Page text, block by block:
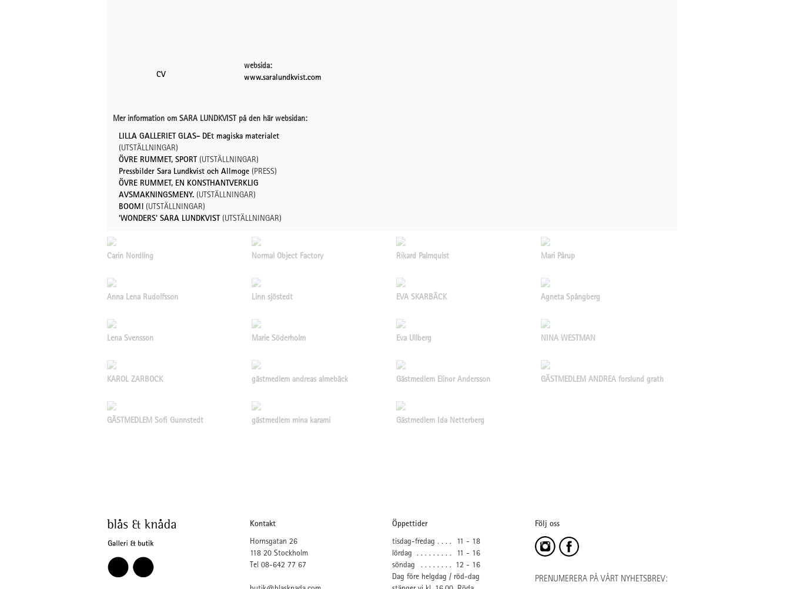
CV
websida:
www.saralundkvist.com
Mer information om SARA LUNDKVIST på den här websidan:
LILLA GALLERIET GLAS- DEt magiska materialet
(UTSTÄLLNINGAR)
ÖVRE RUMMET, SPORT (UTSTÄLLNINGAR)
Pressbilder Sara Lundkvist och Allmoge (PRESS)
ÖVRE RUMMET, EN KONSTHANTVERKLIG
AVSMAKNINGSMENY. (UTSTÄLLNINGAR)
BOOM! (UTSTÄLLNINGAR)
‘WONDERS’ SARA LUNDKVIST (UTSTÄLLNINGAR)
Carin Nordling Normal Object Factory Rikard Palmquist Mari Pårup
Anna Lena Rudolfsson Linn sjöstedt EVA SKARBÄCK Agneta Spångberg
Lena Svensson Marie Söderholm Eva Ullberg NINA WESTMAN
KAROL ZARBOCK gästmedlem andreas almebäck Gästmedlem Elinor Andersson GÄSTMEDLEM ANDREA forslund grath
GÄSTMEDLEM Sofi Gunnstedt gästmedlem mina karami Gästmedlem Ida Netterberg
Kontakt
Hornsgatan 26
118 20 Stockholm
Tel 08-642 77 67
Öppettider
tisdag-fredag
11 - 18
lördag
11 - 16
söndag
12 - 16
Dag före helgdag / röd-dag
Följ oss
PRENUMERERA PÅ VÅRT NYHETSBREV: